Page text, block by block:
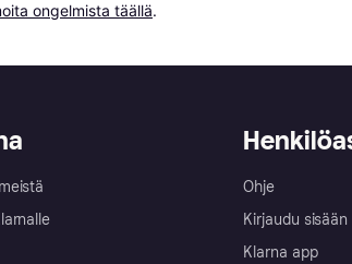
ongelmista täällä.
Ohje
Kirjaudu sisään
Klarna app